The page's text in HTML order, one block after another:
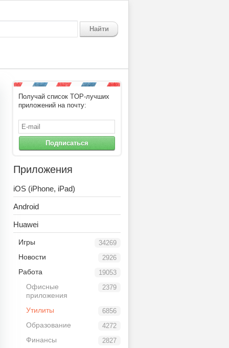
Найти
Получай список TOP-лучших
приложений на почту:
Подписаться
Приложения
iOS (iPhone, iPad)
Android
Huawei
34269
Игры
2926
Новости
19053
Работа
2379
Офисные
приложения
6856
Утилиты
4272
Образование
2827
Финансы